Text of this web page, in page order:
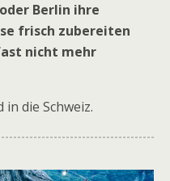
Berlin ihre
frisch zubereiten
nicht mehr
die Schweiz.